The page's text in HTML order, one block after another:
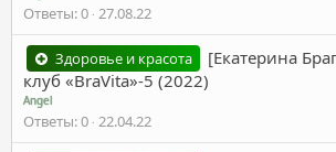
Ответы 0 27.08.22
Здоровье и красота
[Екатерина
клуб «BraVita»-5 (2022)
Angel
Ответы 0 22.04.22